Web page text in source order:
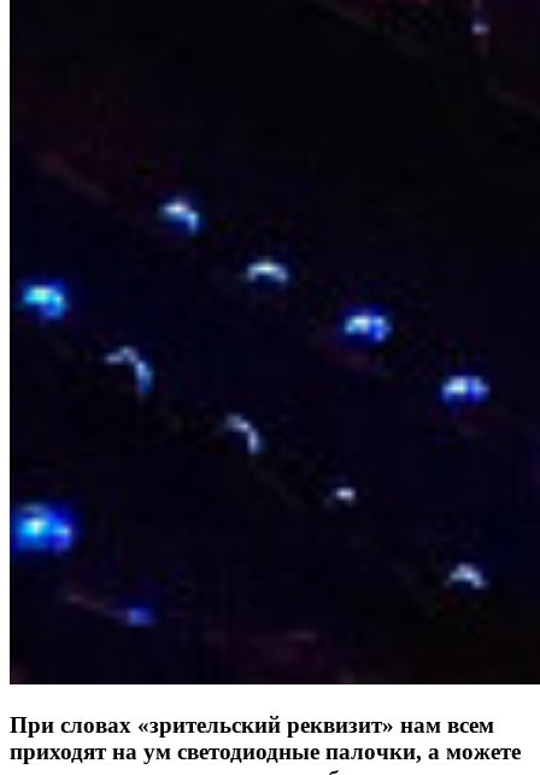
При словах «зрительский реквизит» нам всем
приходят на ум светодиодные палочки, а можете